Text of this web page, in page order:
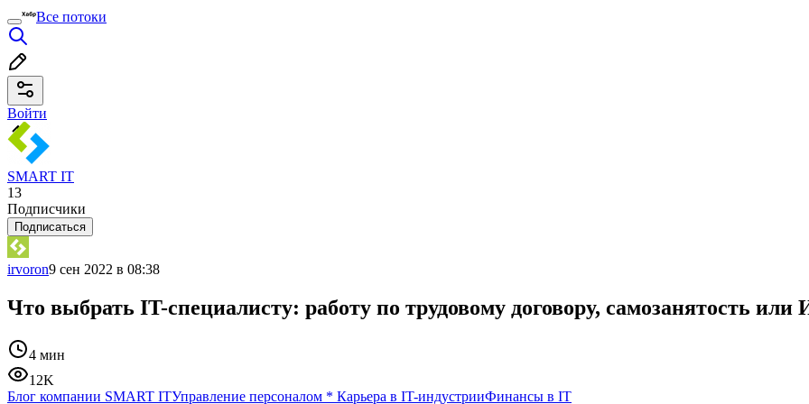
Все потоки
Войти
SMART IT
13
Подписчики
Подписаться
irvoron9 сен 2022 в 08:38
Что выбрать IT-специалисту: работу по трудовому договору, самозанятость или
4 мин
12K
Блог компании SMART ITУправление персоналом * Карьера в IT-индустрииФинансы в IT